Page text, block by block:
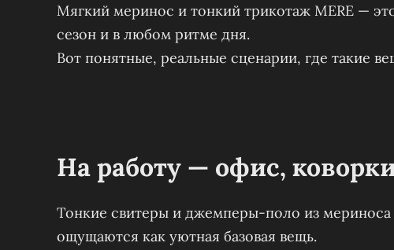
Мягкий меринос и тонкий трикотаж MERE —
сезон и в любом ритме дня.
Вот понятные, реальные сценарии, где такие
На работу — офис,
Тонкие свитеры и джемперы‑поло из мериноса
ощущаются как уютная базовая вещь.